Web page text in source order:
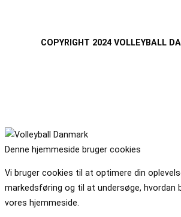
COPYRIGHT 2024 VOLLEYBALL
Denne hjemmeside bruger cookies
Vi bruger cookies til at optimere din
markedsføring og til at undersøge, hvordan
vores hjemmeside.